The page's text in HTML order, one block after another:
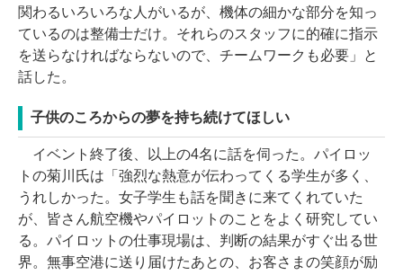
関わるいろいろな人がいるが、機体の細かな部分を知っ
ているのは整備士だけ。それらのスタッフに的確に指示
を送らなければならないので、チームワークも必要」と
話した。
子供のころからの夢を持ち続けてほしい
イベント終了後、以上の4名に話を伺った。パイロッ
トの菊川氏は「強烈な熱意が伝わってくる学生が多く、
うれしかった。女子学生も話を聞きに来てくれていた
が、皆さん航空機やパイロットのことをよく研究してい
る。パイロットの仕事現場は、判断の結果がすぐ出る世
界。無事空港に送り届けたあとの、お客さまの笑顔が励